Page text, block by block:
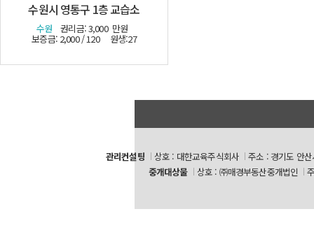
수원시 영통구 1층 교습소
수원 권리금: 3,000 만원
보증금: 2,000 / 120 원생:27
관리컨설팅 상호 : 대한교육주식회사
주소 : 경기도 안
중개대상물
상호 : ㈜매경부동산중개법인